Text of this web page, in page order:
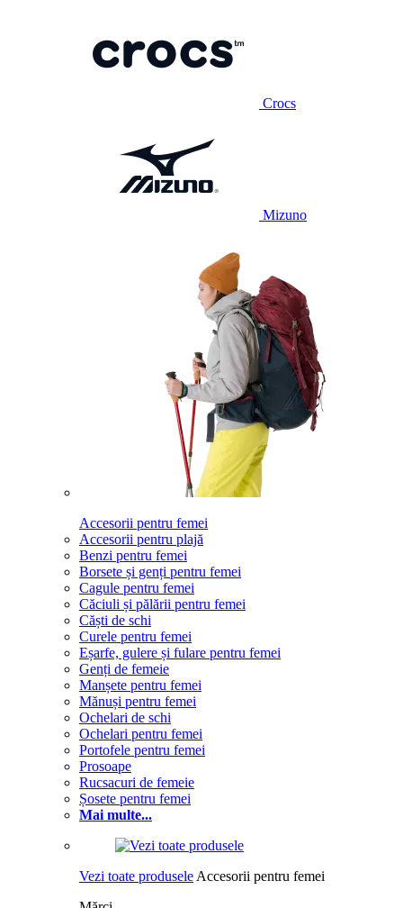
Crocs
Mizuno
Accesorii pentru femei
Accesorii pentru plajă
Benzi pentru femei
Borsete și genți pentru femei
Cagule pentru femei
Căciuli și pălării pentru femei
Căști de schi
Curele pentru femei
Eșarfe, gulere și fulare pentru femei
Genți de femeie
Manșete pentru femei
Mănuși pentru femei
Ochelari de schi
Ochelari pentru femei
Portofele pentru femei
Prosoape
Rucsacuri de femeie
Șosete pentru femei
Mai multe...
Vezi toate produsele Accesorii pentru femei